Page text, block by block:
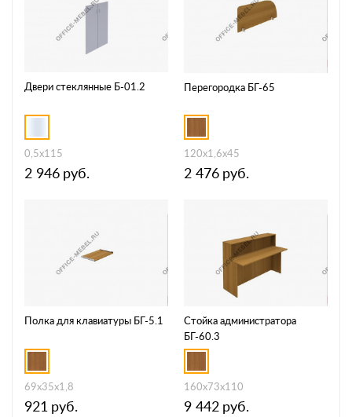
Двери стеклянные Б-01.2
0,5х115
2 946 руб.
Перегородка БГ-65
120x1,6x45
2 476 руб.
Полка для клавиатуры БГ-5.1
69x35x1,8
921 руб.
Стойка администратора
БГ-60.3
160x73x110
9 442 руб.